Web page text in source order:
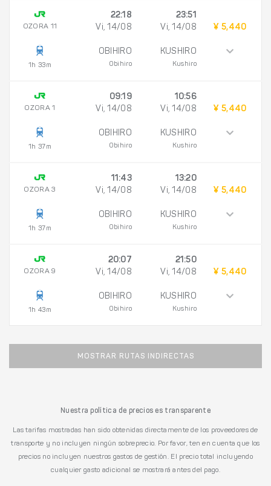
OZORA 11
1h 33m
22:18
Vi, 14/08
OBIHIRO
Obihiro
23:51
Vi, 14/08
KUSHIRO
Kushiro
¥ 5,440
OZORA 1
1h 37m
09:19
Vi, 14/08
OBIHIRO
Obihiro
10:56
Vi, 14/08
KUSHIRO
Kushiro
¥ 5,440
OZORA 3
1h 37m
11:43
Vi, 14/08
OBIHIRO
Obihiro
13:20
Vi, 14/08
KUSHIRO
Kushiro
¥ 5,440
OZORA 9
1h 43m
20:07
Vi, 14/08
OBIHIRO
Obihiro
21:50
Vi, 14/08
KUSHIRO
Kushiro
¥ 5,440
MOSTRAR RUTAS INDIRECTAS
Nuestra política de precios es transparente
Las tarifas mostradas han sido obtenidas directamente de los proveedores de
transporte y no incluyen ningún sobreprecio. Por favor, ten en cuenta que los
precios no incluyen nuestros gastos de gestión. El precio total incluyendo
cualquier gasto adicional se mostrará antes del pago.